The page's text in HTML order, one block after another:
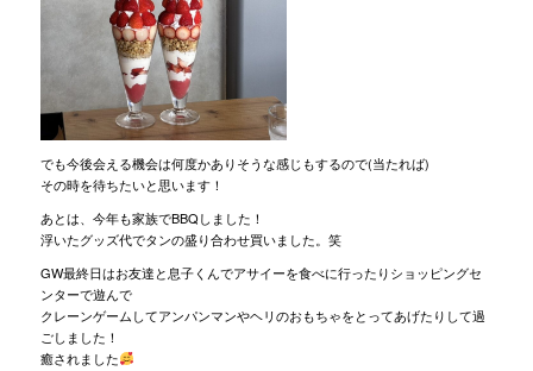
でも今後会える機会は何度かありそうな感じもするので(当たれば)
その時を待ちたいと思います！
あとは、今年も家族でBBQしました！
浮いたグッズ代でタンの盛り合わせ買いました。笑
GW最終日はお友達と息子くんでアサイーを食べに行ったりショッピングセ
ンターで遊んで
クレーンゲームしてアンパンマンやヘリのおもちゃをとってあげたりして過
ごしました！
癒されました